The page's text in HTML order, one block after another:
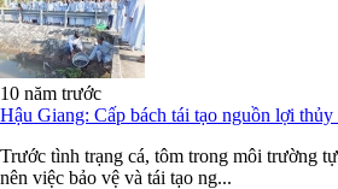
10 năm trước
Hậu Giang: Cấp bách tái tạo nguồn lợi thủy
Trước tình trạng cá, tôm trong môi trường
nên việc bảo vệ và tái tạo ng...